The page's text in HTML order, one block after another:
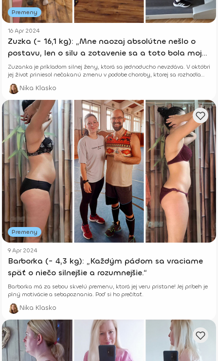
Premeny
16 Apr 2024
Zuzka (- 16,1 kg): „Mne naozaj absolútne nešlo o
postavu, len o silu a zotavenie sa a toto bola moja
šanca.“
Zuzanka je príkladom silnej ženy, ktorá sa jednoducho nevzdáva. V októbri
jej život priniesol nečakanú zmenu v podobe choroby, ktorej sa rozhodla
čeliť s veľkým odhodlaním a dnes má za sebou nádherné výsledky! Poď si
prečítať o jej príbehu.
Nika Klasko
Premeny
9 Apr 2024
Barborka (- 4,3 kg): „Každým pádom sa vraciame
späť o niečo silnejšie a rozumnejšie.“
Barborka má za sebou skvelú premenu, ktorá jej veru pristane! Jej príbeh je
plný motivácie a sebapoznania. Poď si ho prečítať.
Nika Klasko